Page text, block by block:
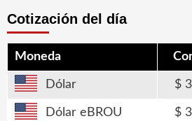
Cotización del día
Moneda
Dólar
Dólar eBROU